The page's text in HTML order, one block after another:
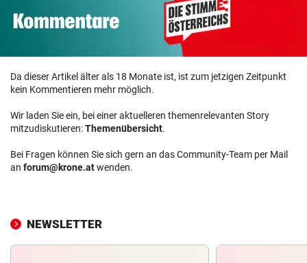
Da dieser Artikel älter als 18 Monate ist, ist zum jetzigen Zeitpunkt
kein Kommentieren mehr möglich.
Wir laden Sie ein, bei einer aktuelleren themenrelevanten Story
mitzudiskutieren:Themenübersicht.
Bei Fragen können Sie sich gern an das Community-Team per Mail
an forum@krone.atwenden.
NEWSLETTER